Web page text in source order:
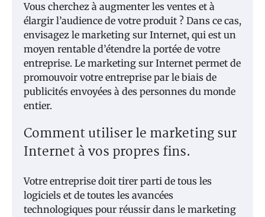
Vous cherchez à augmenter les ventes et à
élargir l’audience de votre produit ? Dans ce cas,
envisagez le marketing sur Internet, qui est un
moyen rentable d’étendre la portée de votre
entreprise. Le marketing sur Internet permet de
promouvoir votre entreprise par le biais de
publicités envoyées à des personnes du monde
entier.
Comment utiliser le marketing sur
Internet à vos propres fins.
Votre entreprise doit tirer parti de tous les
logiciels et de toutes les avancées
technologiques pour réussir dans le marketing